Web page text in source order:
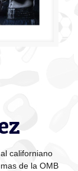
californiano
de la OMB